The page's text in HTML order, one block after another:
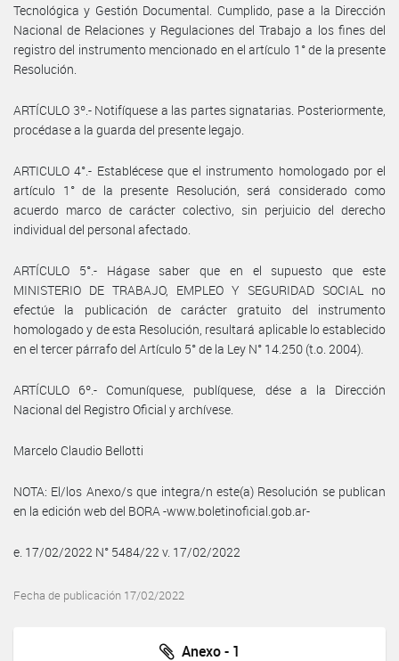
Tecnológica y Gestión Documental. Cumplido, pase a la Dirección
Nacional de Relaciones y Regulaciones del Trabajo a los fines del
registro del instrumento mencionado en el artículo 1° de la presente
Resolución.
ARTÍCULO 3º.- Notifíquese a las partes signatarias. Posteriormente,
procédase a la guarda del presente legajo.
ARTICULO 4°.- Establécese que el instrumento homologado por el
artículo 1° de la presente Resolución, será considerado como
acuerdo marco de carácter colectivo, sin perjuicio del derecho
individual del personal afectado.
ARTÍCULO 5°.- Hágase saber que en el supuesto que este
MINISTERIO DE TRABAJO, EMPLEO Y SEGURIDAD SOCIAL no
efectúe la publicación de carácter gratuito del instrumento
homologado y de esta Resolución, resultará aplicable lo establecido
en el tercer párrafo del Artículo 5° de la Ley N° 14.250 (t.o. 2004).
ARTÍCULO 6º.- Comuníquese, publíquese, dése a la Dirección
Nacional del Registro Oficial y archívese.
Marcelo Claudio Bellotti
NOTA: El/los Anexo/s que integra/n este(a) Resolución se publican
en la edición web del BORA -www.boletinoficial.gob.ar-
e. 17/02/2022 N° 5484/22 v. 17/02/2022
Fecha de publicación 17/02/2022
Anexo - 1